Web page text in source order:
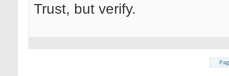
Trust, but verify.